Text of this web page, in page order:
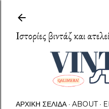
Ιστορίες βιντάζ και
ΑΡΧΙΚΉ ΣΕΛΊΔΑ ABOUT